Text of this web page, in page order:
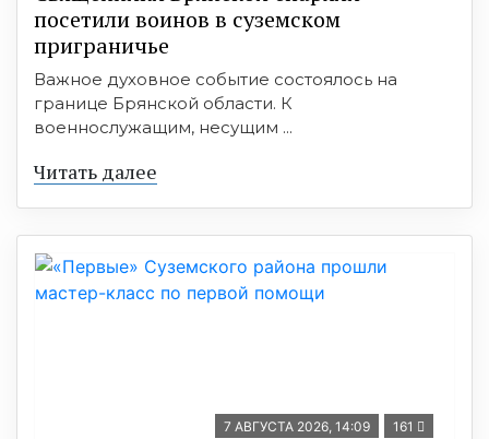
посетили воинов в суземском
приграничье
Важное духовное событие состоялось на
границе Брянской области. К
военнослужащим, несущим ...
Читать далее
7 АВГУСТА 2026, 14:09 161